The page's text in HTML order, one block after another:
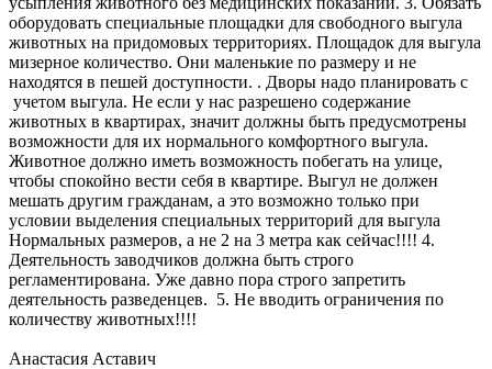
оборудовать специальные площадки для свободного выгула
животных на придомовых территориях. Площадок для выгула
мизерное количество. Они маленькие по размеру и не
находятся в пешей доступности. . Дворы надо планировать с
учетом выгула. Не если у нас разрешено содержание
животных в квартирах, значит должны быть предусмотрены
возможности для их нормального комфортного выгула.
Животное должно иметь возможность побегать на улице,
чтобы спокойно вести себя в квартире. Выгул не должен
мешать другим гражданам, а это возможно только при
условии выделения специальных территорий для выгула
Нормальных размеров, а не 2 на 3 метра как сейчас!!!! 4.
Деятельность заводчиков должна быть строго
регламентирована. Уже давно пора строго запретить
деятельность разведенцев. 5. Не вводить ограничения по
количеству животных!!!!
Анастасия Аставич